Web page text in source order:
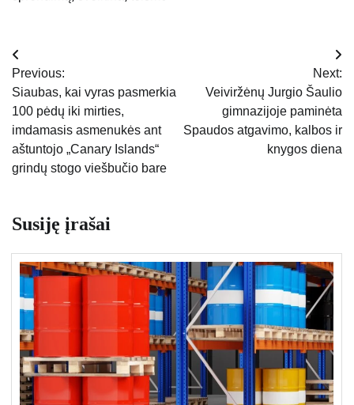
Navigacija
tarp
įrašų
Previous:
Siaubas, kai vyras pasmerkia
100 pėdų iki mirties,
imdamasis asmenukės ant
aštuntojo „Canary Islands“
grindų stogo viešbučio bare
Next:
Veiviržėnų Jurgio Šaulio
gimnazijoje paminėta
Spaudos atgavimo, kalbos ir
knygos diena
Susiję įrašai